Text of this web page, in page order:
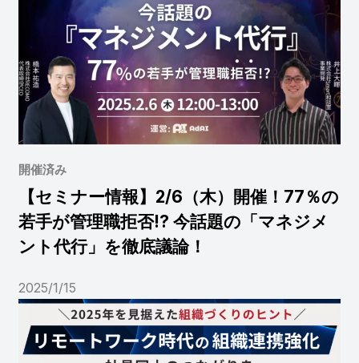
開催済み
【セミナー情報】2/6（木）開催！77％の
若手が管理職拒否!? 今話題の「マネジメ
ント代行」を徹底議論！
2025/1/15